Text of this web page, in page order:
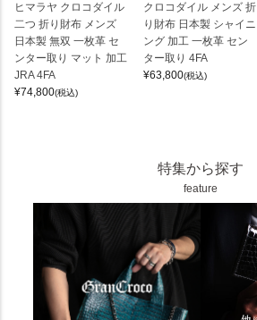
ヒマラヤ クロコダイル
二つ 折り財布 メンズ
日本製 無双 一枚革 セ
ンター取り マット 加工
JRA 4FA
¥74,800(税込)
クロコダイル メンズ 折
り財布 日本製 シャイニ
ング 加工 一枚革 セン
ター取り 4FA
¥63,800(税込)
特集から探す
feature